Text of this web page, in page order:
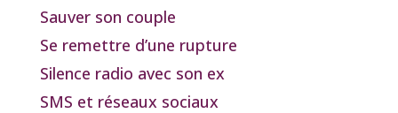
Sauver son couple
Se remettre d’une rupture
Silence radio avec son ex
SMS et réseaux sociaux